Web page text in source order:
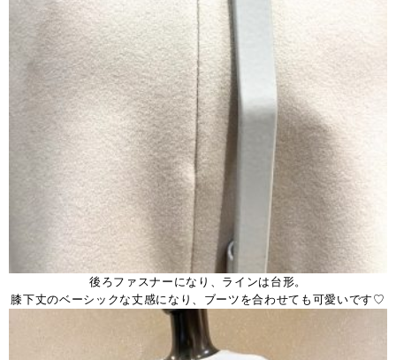
後ろファスナーになり、ラインは台形。
膝下丈のベーシックな丈感になり、ブーツを合わせても可愛いです♡